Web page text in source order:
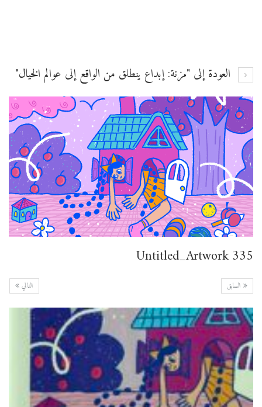
العودة إلى "مزنة: إبداع ينطلق من الواقع إلى عوالم الخيال"
Untitled_Artwork 335
التالي السابق